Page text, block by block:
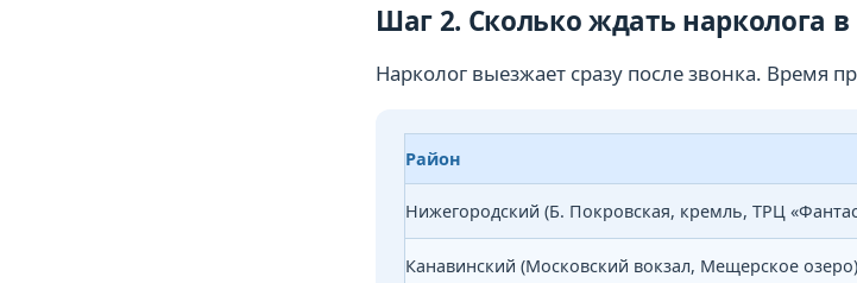
Шаг 2. Сколько ждать нарколога
Нарколог выезжает сразу после звонка. Время
Район
Нижегородский (Б. Покровская, кремль, ТРЦ
Канавинский (Московский вокзал, Мещерское озеро)